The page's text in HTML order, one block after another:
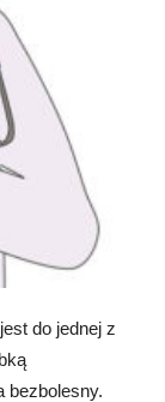
do jednej z
bezbolesny.